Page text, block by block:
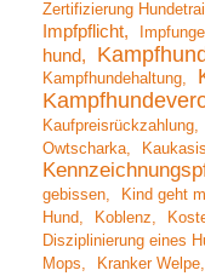
Zertifizierung
Impfpflicht
hund
Kampfhund
Kampfhundehaltung
Kaufpreisrückzahlung
Owtscharka
gebissen
Kind geht
Hund
Koblenz
Disziplinierung eines
Mops
Kranker Welpe